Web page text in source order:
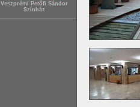
Veszprémi Petőfi Sándor
Színház